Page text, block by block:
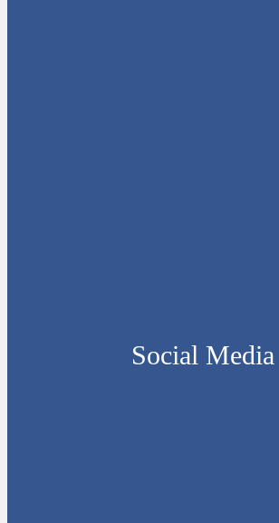
Social Media